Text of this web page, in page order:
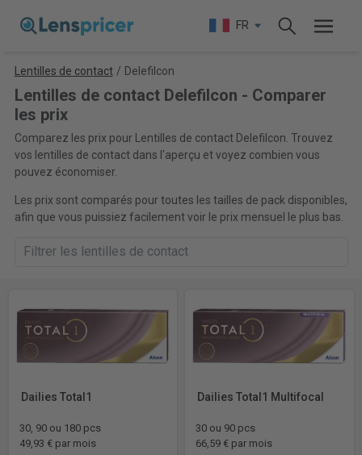
FR
Lentilles de contact / Delefilcon
Lentilles de contact Delefilcon - Comparer
les prix
Comparez les prix pour Lentilles de contact Delefilcon. Trouvez
vos lentilles de contact dans l'aperçu et voyez combien vous
pouvez économiser.
Les prix sont comparés pour toutes les tailles de pack disponibles,
afin que vous puissiez facilement voir le prix mensuel le plus bas.
Dailies Total1
30, 90 ou 180 pcs
49,93 € par mois
Dailies Total1 Multifocal
30 ou 90 pcs
66,59 € par mois